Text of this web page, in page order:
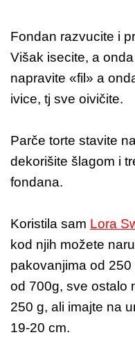
Fondan razvucite i
Višak isecite, a
napravite «fil» a
ivice, tj sve oivičite.
Parče torte stavite
dekorišite šlagom i
fondana.
Koristila sam Lora
kod njih možete
pakovanjima od
od 700g, sve ostalo
250 g, ali imajte na
19-20 cm.